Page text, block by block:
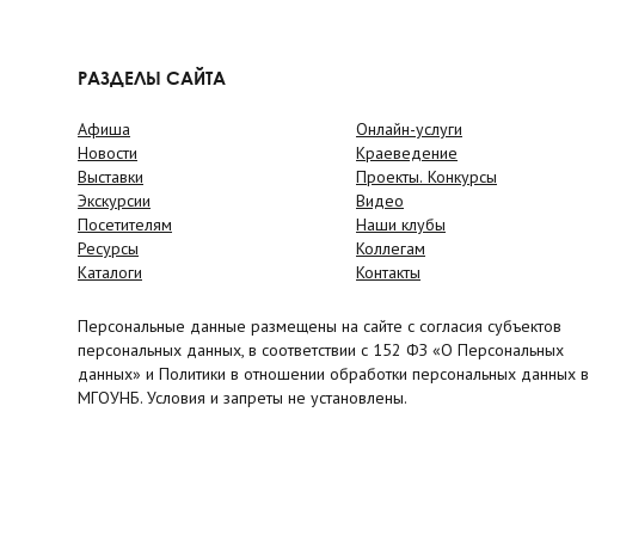
РАЗДЕЛЫ САЙТА
Афиша
Новости
Выставки
Экскурсии
Посетителям
Ресурсы
Каталоги
Онлайн-услуги
Краеведение
Проекты. Конкурсы
Видео
Наши клубы
Коллегам
Контакты
Персональные данные размещены на сайте с согласия субъектов
персональных данных, в соответствии с 152 ФЗ «О Персональных
данных» и Политики в отношении обработки персональных данных в
МГОУНБ. Условия и запреты не установлены.